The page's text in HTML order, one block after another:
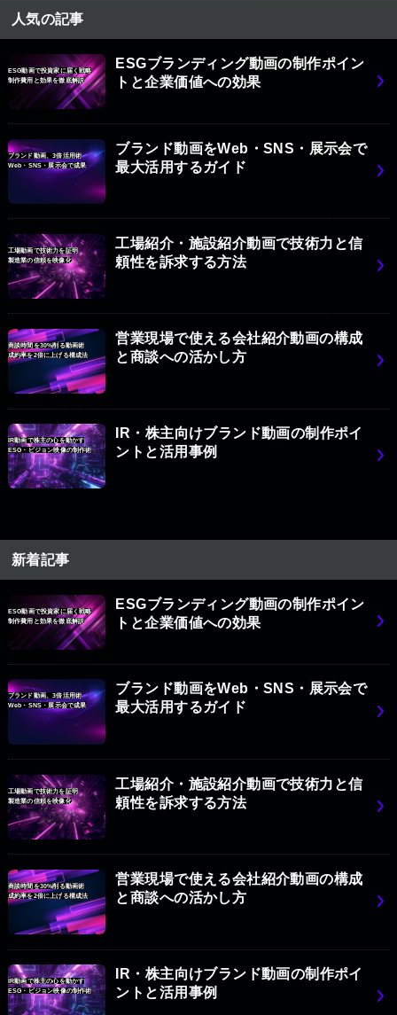
人気の記事
ESG動画で投資家に届く戦略
制作費用と効果を徹底解説
ESGブランディング動画の制作ポイン
トと企業価値への効果
ブランド動画、3倍活用術
Web・SNS・展示会で成果
ブランド動画をWeb・SNS・展示会で
最大活用するガイド
工場動画で技術力を証明
製造業の信頼を映像化
工場紹介・施設紹介動画で技術力と信
頼性を訴求する方法
商談時間を30%削る動画術
成約率を2倍に上げる構成法
営業現場で使える会社紹介動画の構成
と商談への活かし方
IR動画で株主の心を動かす
ESG・ビジョン映像の制作術
IR・株主向けブランド動画の制作ポイ
ントと活用事例
新着記事
ESG動画で投資家に届く戦略
制作費用と効果を徹底解説
ESGブランディング動画の制作ポイン
トと企業価値への効果
ブランド動画、3倍活用術
Web・SNS・展示会で成果
ブランド動画をWeb・SNS・展示会で
最大活用するガイド
工場動画で技術力を証明
製造業の信頼を映像化
工場紹介・施設紹介動画で技術力と信
頼性を訴求する方法
商談時間を30%削る動画術
成約率を2倍に上げる構成法
営業現場で使える会社紹介動画の構成
と商談への活かし方
IR動画で株主の心を動かす
ESG・ビジョン映像の制作術
IR・株主向けブランド動画の制作ポイ
ントと活用事例